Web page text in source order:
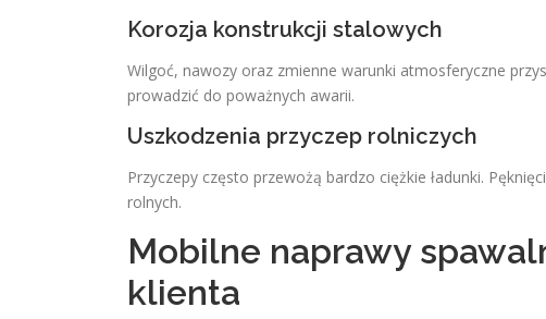
Korozja konstrukcji stalowych
Wilgoć, nawozy oraz zmienne warunki atmosferyczne
prowadzić do poważnych awarii.
Uszkodzenia przyczep rolniczych
Przyczepy często przewożą bardzo ciężkie ładunki.
rolnych.
Mobilne naprawy
klienta